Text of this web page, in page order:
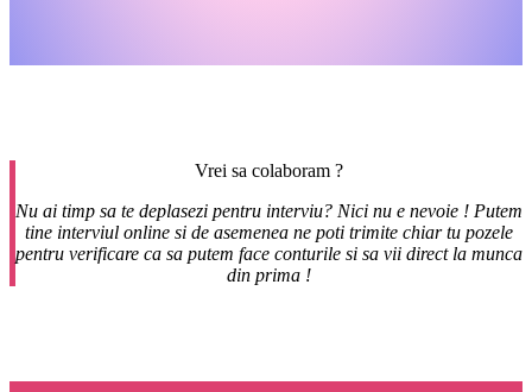
Vrei sa colaboram ?
Nu ai timp sa te deplasezi pentru interviu? Nici nu e nevoie ! Putem
tine interviul online si de asemenea ne poti trimite chiar tu pozele
pentru verificare ca sa putem face conturile si sa vii direct la munca
din prima !